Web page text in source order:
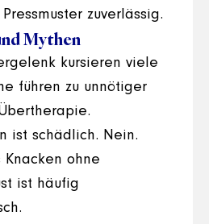
zuverlässig.
Mythen
kursieren viele
führen zu unnötiger
ist schädlich. Nein.
Knacken ohne
ist häufig